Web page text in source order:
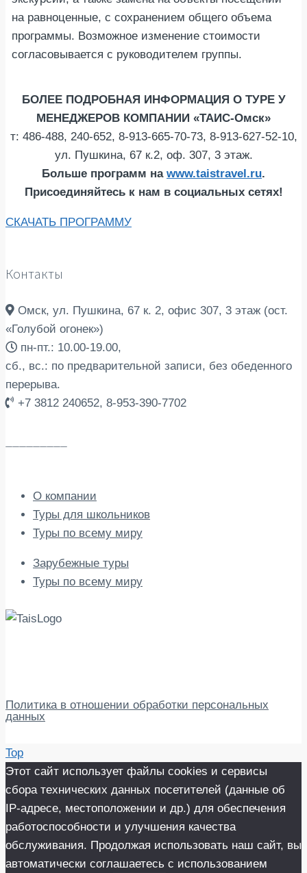
на равноценные, с сохранением общего объема
программы. Возможное изменение стоимости
согласовывается с руководителем группы.
БОЛЕЕ ПОДРОБНАЯ ИНФОРМАЦИЯ О ТУРЕ У
МЕНЕДЖЕРОВ КОМПАНИИ «ТАИС-Омск»
т: 486-488, 240-652, 8-913-665-70-73, 8-913-627-52-10,
ул. Пушкина, 67 к.2, оф. 307, 3 этаж.
Больше программ на www.taistravel.ru.
Присоединяйтесь к нам в социальных сетях!
СКАЧАТЬ ПРОГРАММУ
Контакты
Омск, ул. Пушкина, 67 к. 2, офис 307, 3 этаж (ост.
«Голубой огонек»)
пн-пт.: 10.00-19.00,
сб., вс.: по предварительной записи, без обеденного
перерыва.
+7 3812 240652, 8-953-390-7702
О компании
Туры для школьников
Туры по всему миру
Зарубежные туры
Туры по всему миру
Политика в отношении обработки персональных
данных
Top
Этот сайт использует файлы cookies и сервисы
сбора технических данных посетителей (данные об
IP-адресе, местоположении и др.) для обеспечения
работоспособности и улучшения качества
обслуживания. Продолжая использовать наш сайт, вы
автоматически соглашаетесь с использованием